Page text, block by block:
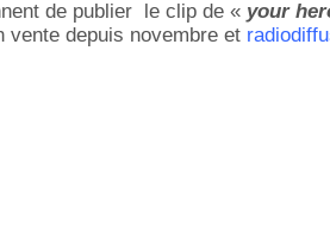
de publier le clip de « your
vente depuis novembre et